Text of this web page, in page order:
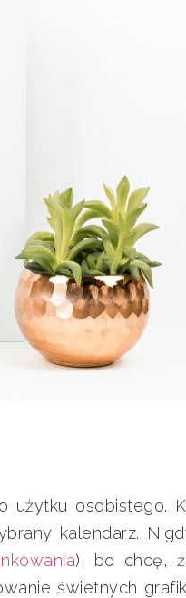
użytku osobistego.
kalendarz.
), bo chcę,
świetnych